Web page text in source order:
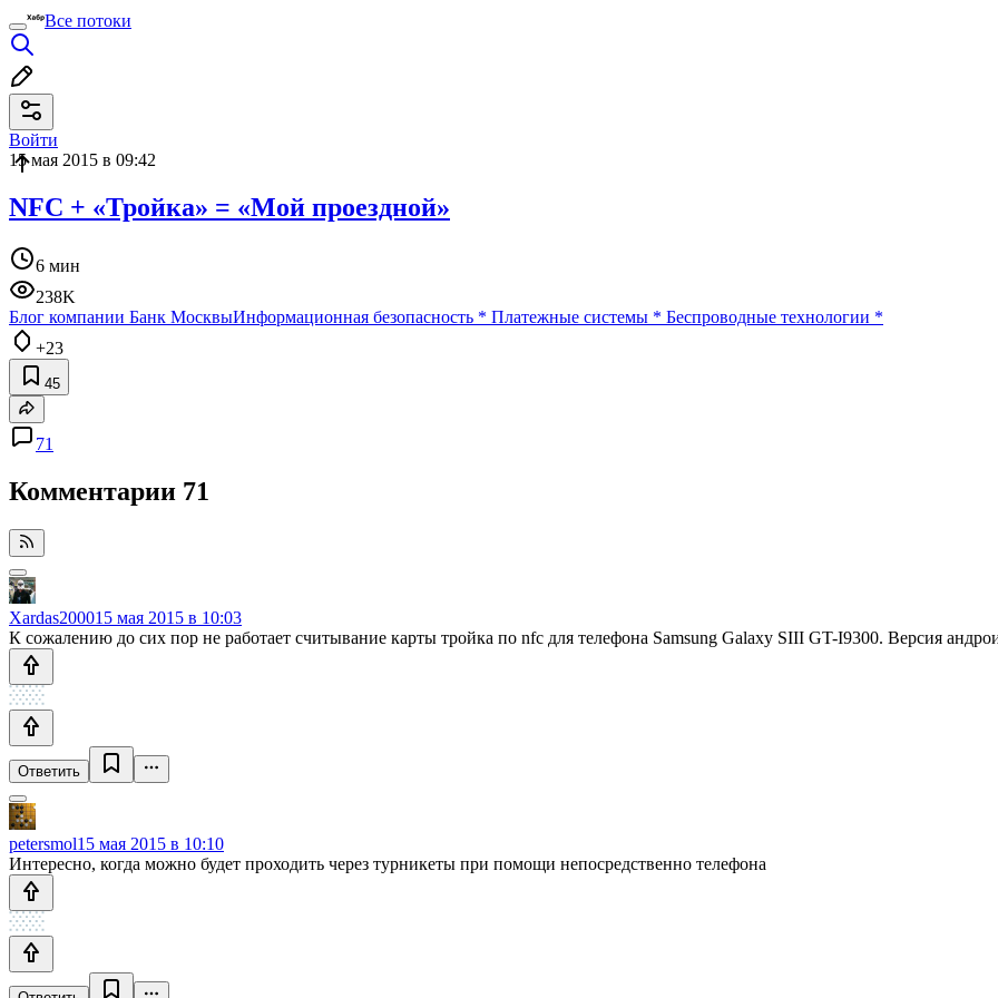
Все потоки
Войти
15 мая 2015 в 09:42
NFC + «Тройка» = «Мой проездной»
6 мин
238K
Блог компании Банк МосквыИнформационная безопасность * Платежные системы * Беспроводные технологии *
+23
45
71
Комментарии 71
Xardas200015 мая 2015 в 10:03
К сожалению до сих пор не работает считывание карты тройка по nfc для телефона Samsung Galaxy SIII GT-I9300. Версия
Ответить
petersmol15 мая 2015 в 10:10
Интересно, когда можно будет проходить через турникеты при помощи непосредственно телефона